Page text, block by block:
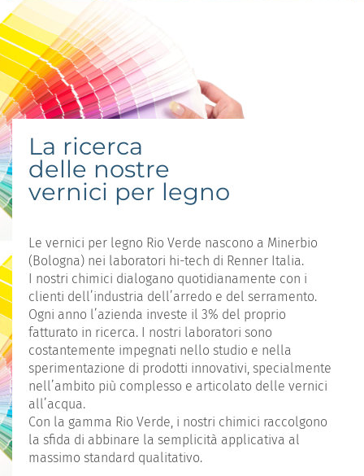
La ricerca
delle nostre
vernici per legno
Le vernici per legno Rio Verde nascono a Minerbio
(Bologna) nei laboratori hi-tech di Renner Italia.
I nostri chimici dialogano quotidianamente con i
clienti dell’industria dell’arredo e del serramento.
Ogni anno l’azienda investe il 3% del proprio
fatturato in ricerca. I nostri laboratori sono
costantemente impegnati nello studio e nella
sperimentazione di prodotti innovativi, specialmente
nell’ambito più complesso e articolato delle vernici
all’acqua.
Con la gamma Rio Verde, i nostri chimici raccolgono
la sfida di abbinare la semplicità applicativa al
massimo standard qualitativo.